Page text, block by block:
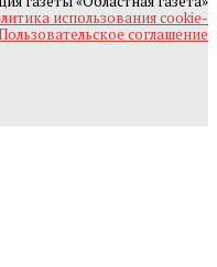
использования cookie-
соглашение